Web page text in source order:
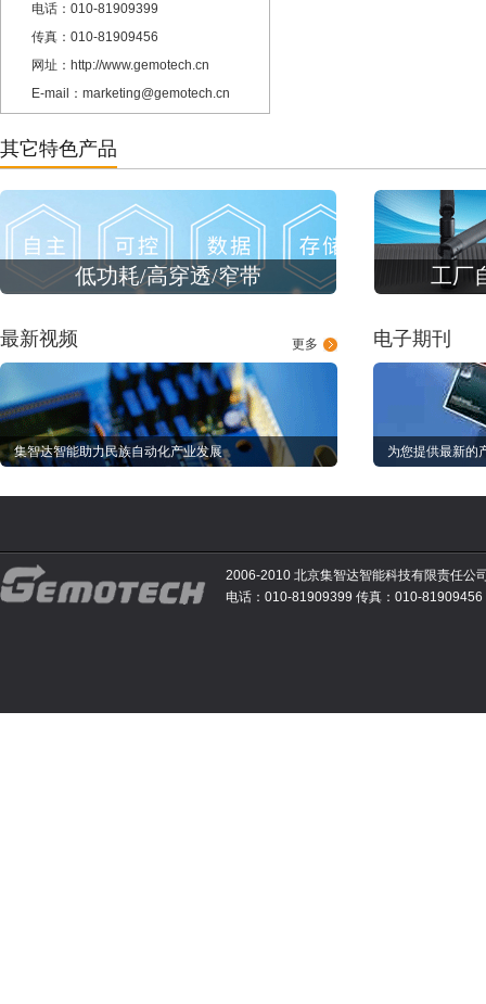
电话：010-81909399
传真：010-81909456
网址：http://www.gemotech.cn
E-mail：marketing@gemotech.cn
其它特色产品
低功耗/高穿透/窄带 工厂
更多
最新视频
集智达智能助力民族自动化产业发展
电子期刊
为您提供最新的
2006-2010 北京集智达智能科技有限责任公
电话：010-81909399 传真：010-